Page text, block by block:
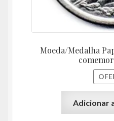
Moeda/Medalha
Adicionar